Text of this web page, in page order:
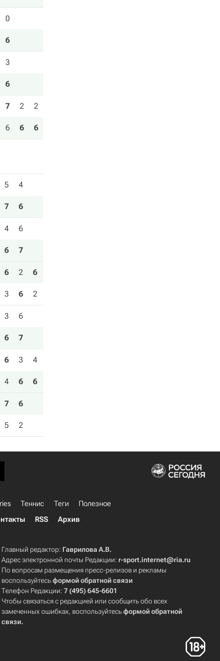
0
6
3
6
7 2 2
6 6 6
5 4
7 6
4 6
6 7
6 2 6
3 6 2
3 6
6 7
6 3 4
4 6 6
7 6
5 2
Теннис Теги
Полезное
RSS Архив
Главный редактор: Гаврилова А.В.
Адрес электронной почты Редакции: r-sport.internet@ria.ru
По вопросам размещения пресс-релизов и рекламы
воспользуйтесьформой обратной связи
Телефон Редакции:7 (495) 645-6601
Чтобы связаться с редакцией или сообщить обо всех
замеченных ошибках, воспользуйтесьформой обратной
связи.